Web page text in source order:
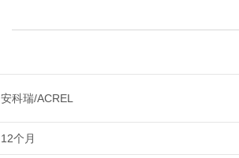
安科瑞/ACREL
12个月